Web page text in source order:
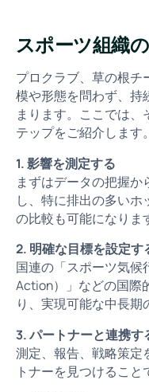
スポーツ組織
プロクラブ、草の根チ
模や形態を問わず、持
まります。ここでは
テップをご紹介します。
1. 影響を測定する
まずはデータの把握
し、特に排出の多いホ
の比較も可能になりま
2. 明確な目標を設定す
国連の「スポーツ気
Action）」などの国際
り、実現可能な中長期
3. パートナーと連携す
測定、報告、戦略策定
トナーを見つけること